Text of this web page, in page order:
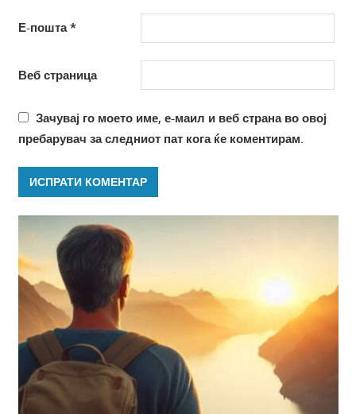
Е-пошта*
Веб страница
Зачувај го моето име, е-маил и веб страна во овој
пребарувач за следниот пат кога ќе коментирам.